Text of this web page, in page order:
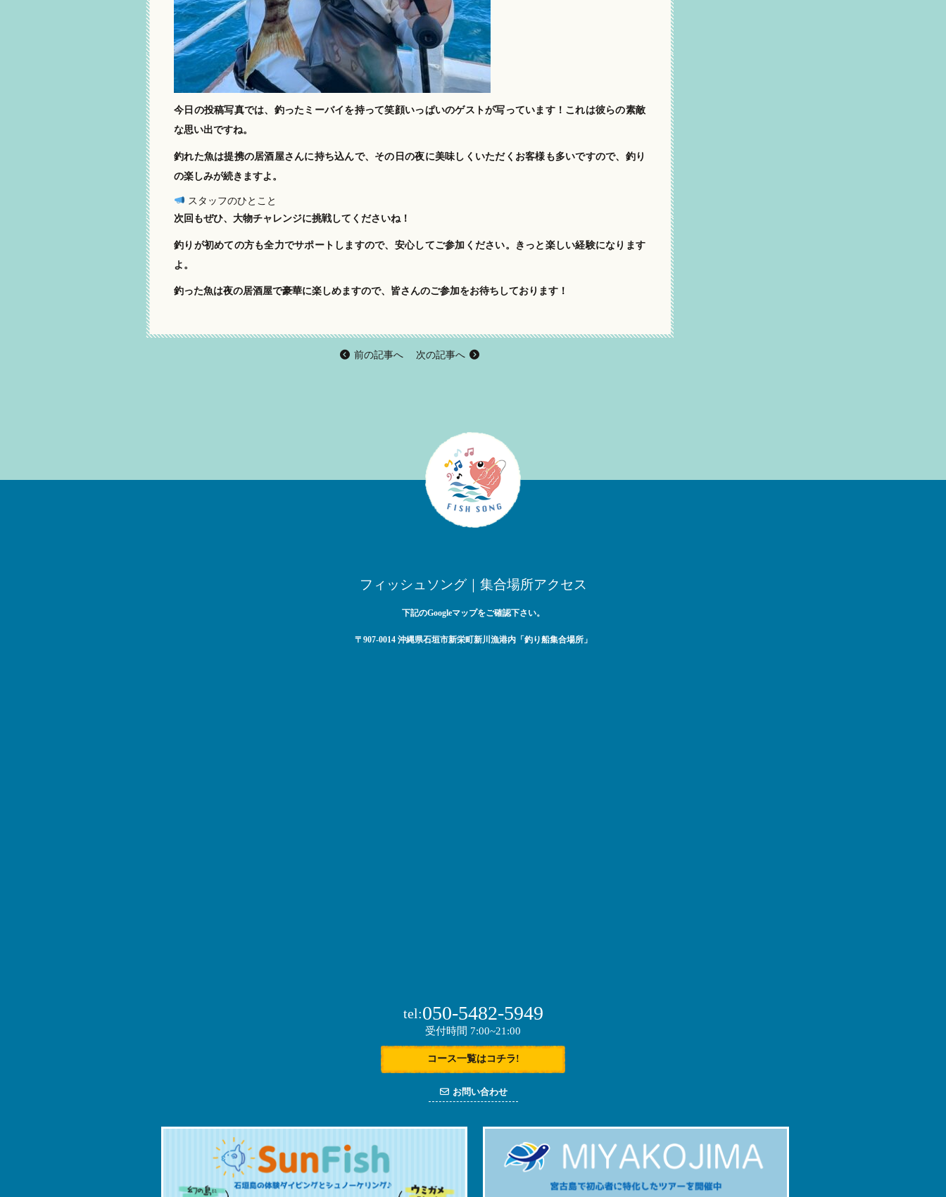
今日の投稿写真では、釣ったミーバイを持って笑顔いっぱいのゲストが写っています！これは彼らの素敵
な思い出ですね。
釣れた魚は提携の居酒屋さんに持ち込んで、その日の夜に美味しくいただくお客様も多いですので、釣り
の楽しみが続きますよ。
スタッフのひとこと
次回もぜひ、大物チャレンジに挑戦してくださいね！
釣りが初めての方も全力でサポートしますので、安心してご参加ください。きっと楽しい経験になります
よ。
釣った魚は夜の居酒屋で豪華に楽しめますので、皆さんのご参加をお待ちしております！
前の記事へ 次の記事へ
フィッシュソング｜集合場所アクセス
下記のGoogleマップをご確認下さい。
〒907-0014 沖縄県石垣市新栄町新川漁港内「釣り船集合場所」
tel:050-5482-5949
受付時間 7:00~21:00
コース一覧はコチラ!
お問い合わせ